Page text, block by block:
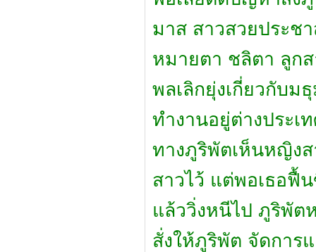
มาส สาวสวยประช
หมายตา ชลิตา ลูก
พลเลิกยุ่งเกี่ยวกับม
ทำงานอยู่ต่างประเ
ทางภูริพัตเห็นหญิง
สาวไว้ แต่พอเธอฟื้
แล้ววิ่งหนีไป ภูริพั
สั่งให้ภูริพัต จัดการ